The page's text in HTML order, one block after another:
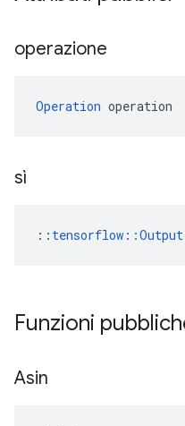
operazione
Operation operation
sì
:: tensorflow::Output
Funzioni
Asin